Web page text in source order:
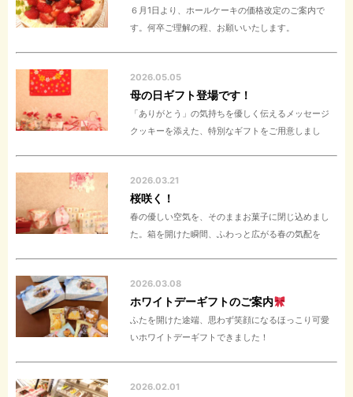
６月1日より、ホールケーキの価格改定のご案内で
す。何卒ご理解の程、お願いいたします。
2026.05.05
母の日ギフト登場です！
「ありがとう」の気持ちを優しく伝えるメッセージ
クッキーを添えた、特別なギフトをご用意しまし
2026.03.21
桜咲く！
春の優しい空気を、そのままお菓子に閉じ込めまし
た。箱を開けた瞬間、ふわっと広がる春の気配を
2026.03.08
ホワイトデーギフトのご案内
ふたを開けた途端、思わず笑顔になるほっこり可愛
いホワイトデーギフトできました！
2026.02.01